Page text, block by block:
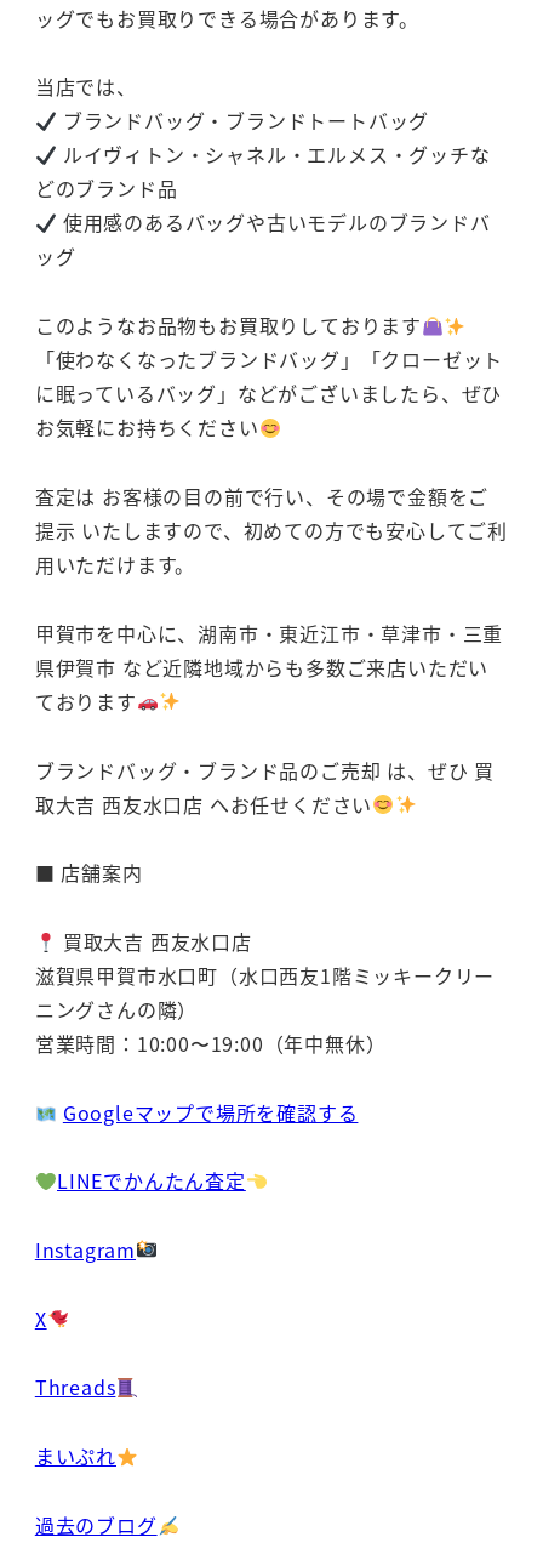
ッグでもお買取りできる場合があります。
当店では、
ブランドバッグ・ブランドトートバッグ
ルイヴィトン・シャネル・エルメス・グッチな
どのブランド品
使用感のあるバッグや古いモデルのブランドバ
ッグ
このようなお品物もお買取りしております
「使わなくなったブランドバッグ」「クローゼット
に眠っているバッグ」などがございましたら、ぜひ
お気軽にお持ちください
査定は お客様の目の前で行い、その場で金額をご
提示 いたしますので、初めての方でも安心してご利
用いただけます。
甲賀市を中心に、湖南市・東近江市・草津市・三重
県伊賀市 など近隣地域からも多数ご来店いただい
ております
ブランドバッグ・ブランド品のご売却 は、ぜひ 買
取大吉 西友水口店 へお任せください
■ 店舗案内
買取大吉 西友水口店
滋賀県甲賀市水口町（水口西友1階ミッキークリー
ニングさんの隣）
営業時間：10:00〜19:00（年中無休）
Googleマップで場所を確認する
LINEでかんたん査定
Instagram
X
Threads
まいぷれ
過去のブログ